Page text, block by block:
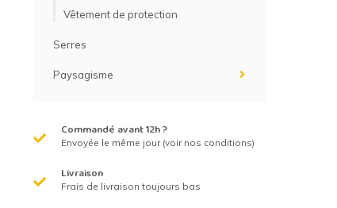
Vêtement de protection
Serres
Paysagisme
Commandé avant 12h ?
Envoyée le même jour (voir nos conditions)
Livraison
Frais de livraison toujours bas